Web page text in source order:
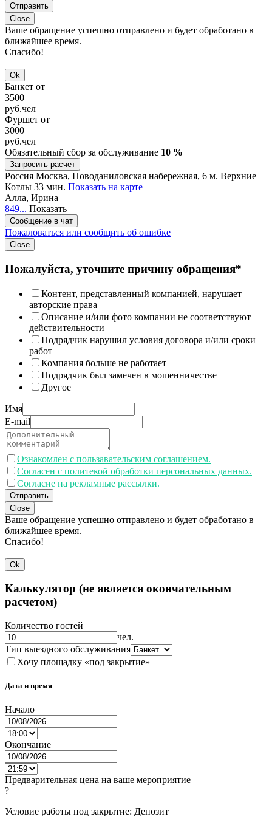
Отправить
Close
Ваше обращение успешно отправлено и будет обработано в
ближайшее время.
Спасибо!
Ok
Банкет от
3500
руб.чел
Фуршет от
3000
руб.чел
Обязательный сбор за обслуживание 10 %
Запросить расчет
Россия Москва, Новоданиловская набережная, 6 м. Верхние
Котлы 33 мин. Показать на карте
Алла, Ирина
849... Показать
Сообщение в чат
Пожаловаться или сообщить об ошибке
Close
Пожалуйста, уточните причину обращения*
Контент, представленный компанией, нарушает
авторские права
Описание и/или фото компании не соответствуют
действительности
Подрядчик нарушил условия договора и/или сроки
работ
Компания больше не работает
Подрядчик был замечен в мошенничестве
Другое
Имя
E-mail
Ознакомлен с пользавательским соглашением.
Согласен с политекой обработки персональных данных.
Согласие на рекламные рассылки.
Отправить
Close
Ваше обращение успешно отправлено и будет обработано в
ближайшее время.
Спасибо!
Ok
Калькулятор (не является окончательным
расчетом)
Количество гостей
чел.
Тип выездного обслуживания
Хочу площадку «под закрытие»
Дата и время
Начало
Окончание
Предварительная цена на ваше мероприятие
?
Условие работы под закрытие: Депозит